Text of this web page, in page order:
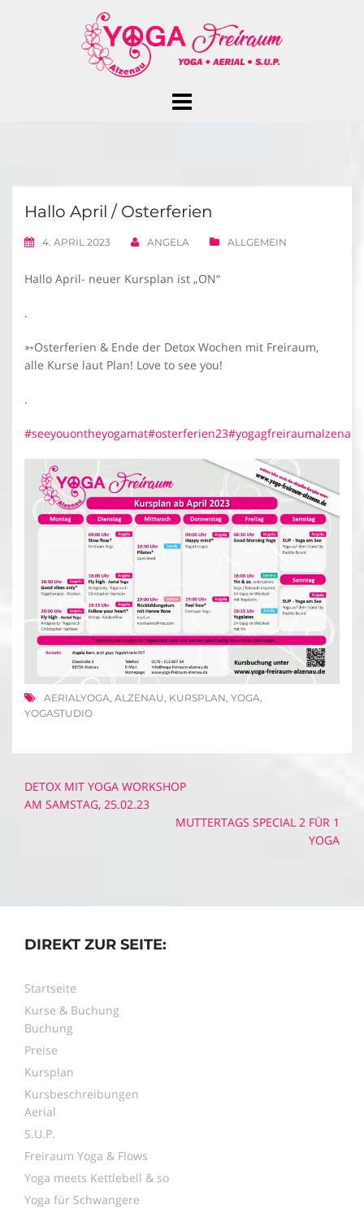
Hallo April / Osterferien
4. APRIL 2023 ANGELA ALLGEMEIN
Hallo April- neuer Kursplan ist „ON“
.
➳Osterferien & Ende der Detox Wochen mit Freiraum,
alle Kurse laut Plan! Love to see you!
.
#seeyouontheyogamat#osterferien23#yogagfreiraumalzenau
AERIALYOGA ALZENAU KURSPLAN YOGA
YOGASTUDIO
Beitragsnavigation
DETOX MIT YOGA WORKSHOP
AM SAMSTAG, 25.02.23
MUTTERTAGS SPECIAL 2 FÜR 1
YOGA
DIREKT ZUR SEITE:
Startseite
Kurse & Buchung
Buchung
Preise
Kursplan
Kursbeschreibungen
Aerial
S.U.P.
Freiraum Yoga & Flows
Yoga meets Kettlebell & so
Yoga für Schwangere